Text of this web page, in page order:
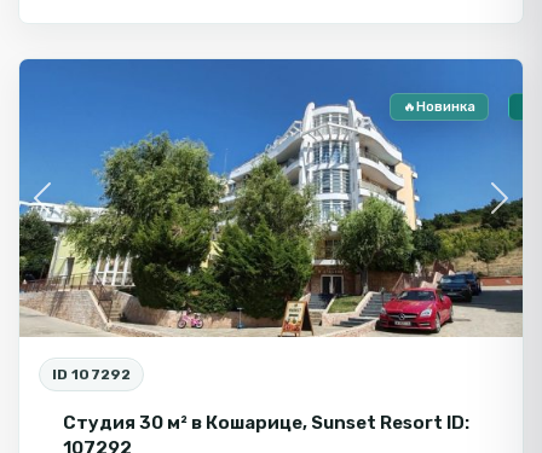
Previous Next
🔥Новинка
ID 107292
Студия 30 м² в Кошарице, Sunset Resort ID:
107292